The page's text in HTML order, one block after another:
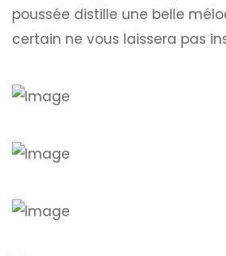
poussée distille une belle
certain ne vous laissera pas